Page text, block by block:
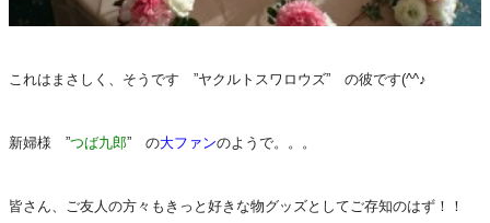
これはまさしく、そうです ”ヤクルトスワロウズ” の彼です(^^♪
新婦様 ”つば九郎” の大ファンのようで。。。
皆さん、ご友人の方々もきっと好きな物グッズとしてご存知のはず！！